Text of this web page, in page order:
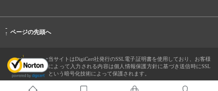
-
↑ ページの先頭へ
当サイトはDigiCert社発行のSSL電子証明書を使用しており、お客様
によって入力される内容は個人情報保護方針に基づき送信時にSSL
という暗号化技術によって保護されます。